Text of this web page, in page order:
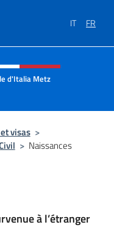
IT FR
tête de
d'Italia Metz
visas >
> Naissances
à l’étranger